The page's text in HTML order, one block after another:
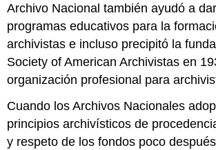
Archivo Nacional también ayudó a
programas educativos para la
archivistas e incluso precipitó la
Society of American Archivistas en
organización profesional para
Cuando los Archivos Nacionales
principios archivísticos de
y respeto de los fondos poco